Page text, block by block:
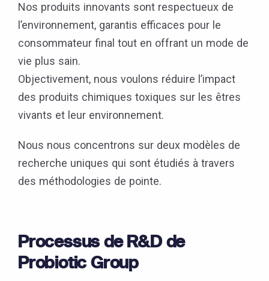
Nos produits innovants sont respectueux de
l’environnement, garantis efficaces pour le
consommateur final tout en offrant un mode de
vie plus sain.
Objectivement, nous voulons réduire l’impact
des produits chimiques toxiques sur les êtres
vivants et leur environnement.
Nous nous concentrons sur deux modèles de
recherche uniques qui sont étudiés à travers
des méthodologies de pointe.
Processus de R&D de
Probiotic Group